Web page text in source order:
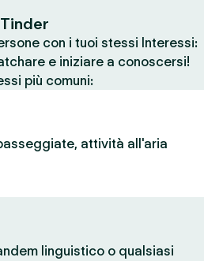
con i tuoi stessi Interessi:
e iniziare a conoscersi!
più comuni:
attività all'aria
linguistico o qualsiasi